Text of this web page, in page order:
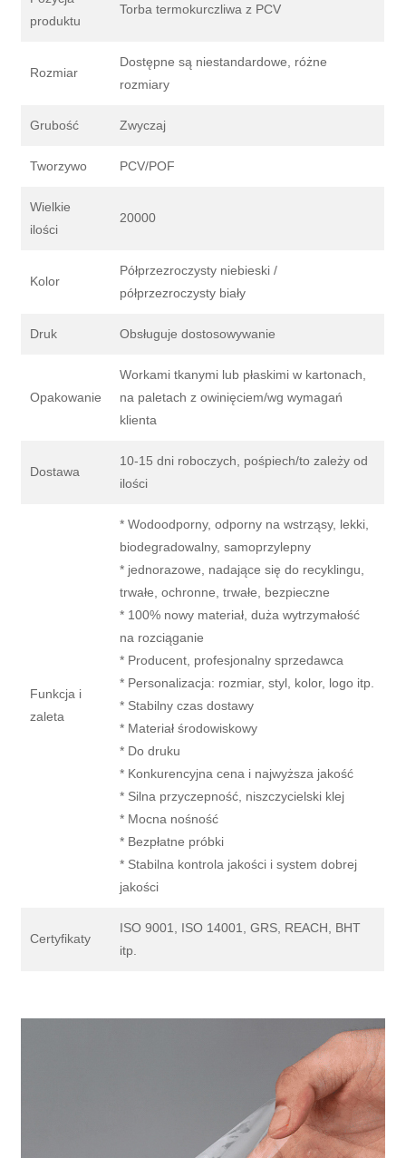
produktu
Torba termokurczliwa z PCV
Rozmiar
Dostępne są niestandardowe, różne
rozmiary
Grubość Zwyczaj
Tworzywo PCV/POF
Wielkie
ilości
20000
Kolor
Półprzezroczysty niebieski /
półprzezroczysty biały
Druk Obsługuje dostosowywanie
Opakowanie
Workami tkanymi lub płaskimi w kartonach,
na paletach z owinięciem/wg wymagań
klienta
Dostawa
10-15 dni roboczych, pośpiech/to zależy od
ilości
Funkcja i
zaleta
* Wodoodporny, odporny na wstrząsy, lekki,
biodegradowalny, samoprzylepny
* jednorazowe, nadające się do recyklingu,
trwałe, ochronne, trwałe, bezpieczne
* 100% nowy materiał, duża wytrzymałość
na rozciąganie
* Producent, profesjonalny sprzedawca
* Personalizacja: rozmiar, styl, kolor, logo itp.
* Stabilny czas dostawy
* Materiał środowiskowy
* Do druku
* Konkurencyjna cena i najwyższa jakość
* Silna przyczepność, niszczycielski klej
* Mocna nośność
* Bezpłatne próbki
* Stabilna kontrola jakości i system dobrej
jakości
Certyfikaty
ISO 9001, ISO 14001, GRS, REACH, BHT
itp.